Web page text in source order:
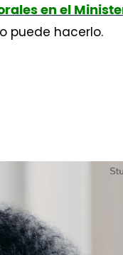
en el
puede hacerlo.